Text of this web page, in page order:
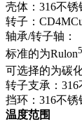
壳体：316不锈
转子：
轴承/转子轴：
标准的为Rulon5
可选择的为碳
转子支承：316
挡环：316不锈钢
温度范围